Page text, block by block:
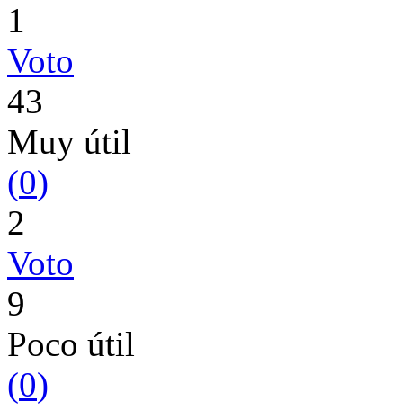
1
Voto
43
Muy útil
(0)
2
Voto
9
Poco útil
(0)